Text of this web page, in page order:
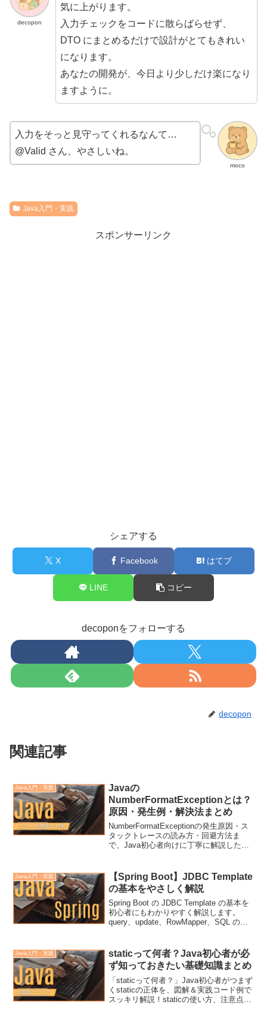
decopon
気に上がります。
入力チェックをコードに散らばらせず、
DTO にまとめるだけで設計がとてもきれい
になります。
あなたの開発が、今日より少しだけ楽になり
ますように。
moco
入力をそっと見守ってくれるなんて…
@Valid さん、やさしいね。
Java入門・実践
スポンサーリンク
シェアする
X Facebook はてブ
LINE コピー
decoponをフォローする
decopon
関連記事
Java入門・実践
Javaの
NumberFormatExceptionとは？
原因・発生例・解決法まとめ
NumberFormatExceptionの発生原因・ス
タックトレースの読み方・回避方法ま
で、Java初心者向けに丁寧に解説した実
Java入門・実践
【Spring Boot】JDBC Template
の基本をやさしく解説
Spring Boot の JDBC Template の基本を
初心者にもわかりやすく解説します。
query、update、RowMapper、SQL の書
です。
Java入門・実践
staticって何者？Java初心者が必
ず知っておきたい基礎知識まとめ
「staticって何者？」Java初心者がつまず
くstaticの正体を、図解＆実践コード例で
スッキリ解説！staticの使い方、注意点、